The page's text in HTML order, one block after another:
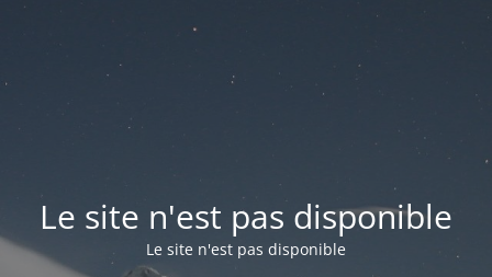
Le site n'est pas disponible
Le site n'est pas disponible